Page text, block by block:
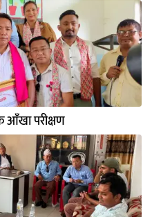
आँखा परीक्षण